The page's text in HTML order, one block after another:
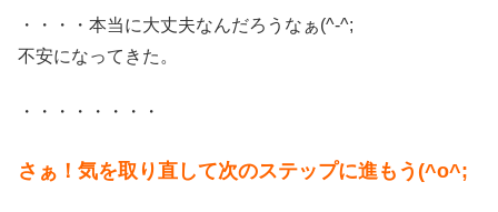
・・・・本当に大丈夫なんだろうなぁ(^-^;
不安になってきた。
・・・・・・・・
さぁ！気を取り直して次のステップに進もう(^o^;